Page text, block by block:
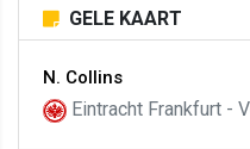
GELE KAART
N. Collins
Eintracht Frankfurt -